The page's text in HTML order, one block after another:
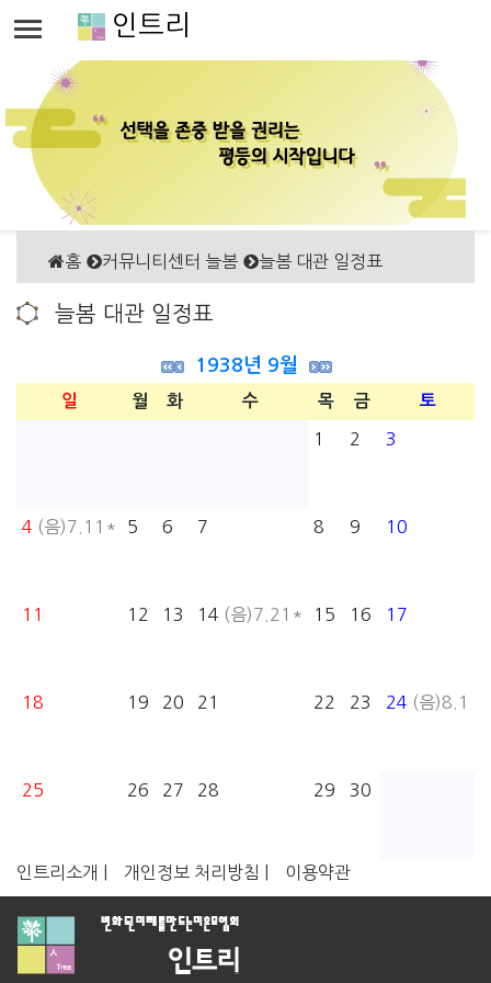
인트리
홈 커뮤니티센터 늘봄 늘봄 대관 일정표
늘봄 대관 일정표
1938년 9월
일 월 화 수 목 금 토
1 2 3
4 (음)7.11* 5 6 7 8 9 10
11 12 13 14 (음)7.21* 15 16 17
18 19 20 21 22 23 24 (음)8.1
25 26 27 28 29 30
인트리소개 | 개인정보 처리방침 | 이용약관